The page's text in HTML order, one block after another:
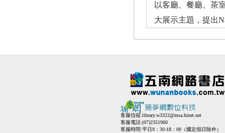
以客廳、餐廳、茶
大展示主題，提出
客服信箱:library.w3322@msa.hinet.net
客服電話:(07)2351960
客服時間:平日9：30-18：00（國定假日除外）